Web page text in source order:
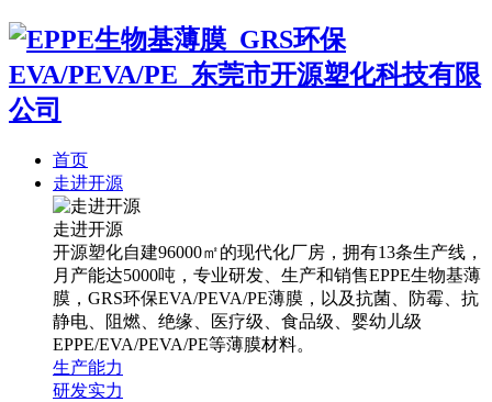
首页
走进开源
走进开源
开源塑化自建96000㎡的现代化厂房，拥有13条生产线，
月产能达5000吨，专业研发、生产和销售EPPE生物基薄
膜，GRS环保EVA/PEVA/PE薄膜，以及抗菌、防霉、抗
静电、阻燃、绝缘、医疗级、食品级、婴幼儿级
EPPE/EVA/PEVA/PE等薄膜材料。
生产能力
研发实力